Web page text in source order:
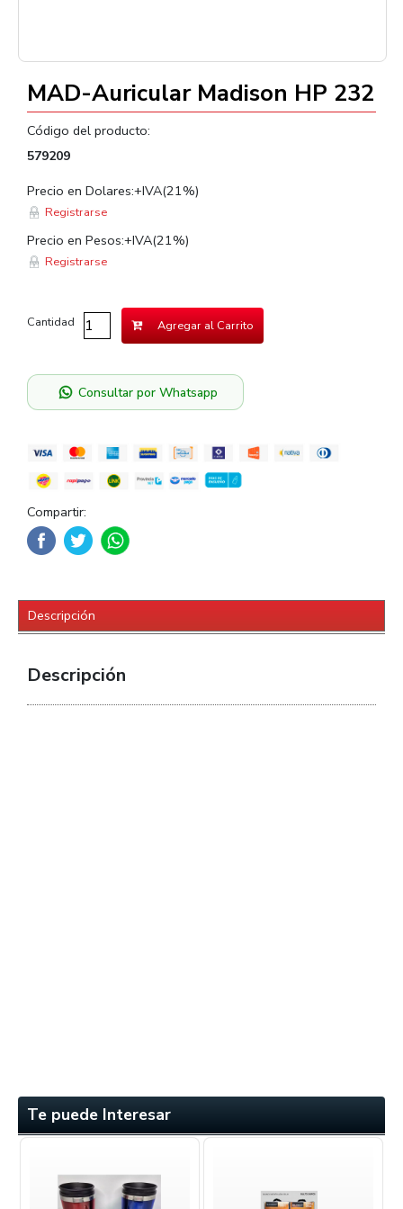
MAD-Auricular Madison HP 232
Código del producto:
579209
Precio en Dolares:+IVA(21%)
Registrarse
Precio en Pesos:+IVA(21%)
Registrarse
Cantidad Agregar al Carrito
Consultar por Whatsapp
Compartir:
Descripción
Descripción
Te puede Interesar